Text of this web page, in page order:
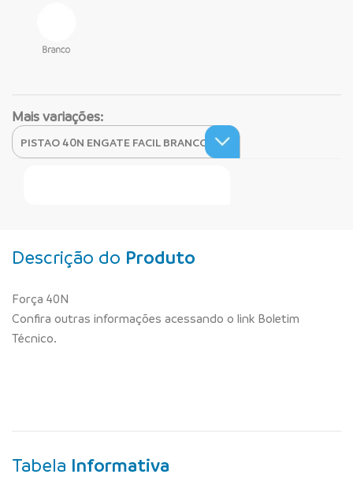
Mais variações:
Descrição do Produto
Força 40N
Confira outras informações acessando o link Boletim
Técnico.
Tabela Informativa